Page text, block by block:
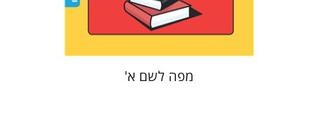
$14
מפה לשם א'